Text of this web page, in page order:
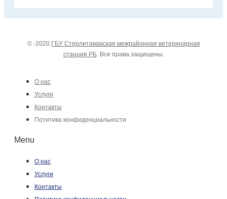
© -2020 ГБУ Стерлитамакская межрайонная ветеринарная
станция РБ. Все права защищены.
О нас
Услуги
Контакты
Потитика конфиденциальности
Menu
О нас
Услуги
Контакты